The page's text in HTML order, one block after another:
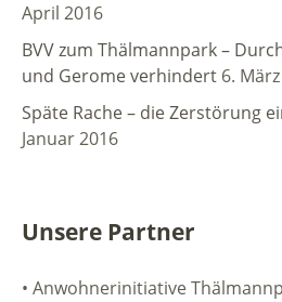
April 2016
BVV zum Thälmannpark –
und Gerome verhindert 6.
Späte Rache – die Zerstörung
Januar 2016
Unsere Partner
• Anwohnerinitiative